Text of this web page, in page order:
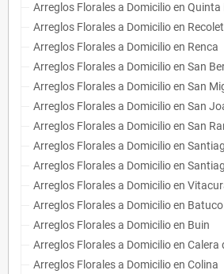
Arreglos Florales a Domicilio en Quinta
Arreglos Florales a Domicilio en
Arreglos Florales a Domicilio en Renca
Arreglos Florales a Domicilio en San
Arreglos Florales a Domicilio en San
Arreglos Florales a Domicilio en San
Arreglos Florales a Domicilio en San
Arreglos Florales a Domicilio en
Arreglos Florales a Domicilio en
Arreglos Florales a Domicilio en
Arreglos Florales a Domicilio en Batuco
Arreglos Florales a Domicilio en Buin
Arreglos Florales a Domicilio en Calera
Arreglos Florales a Domicilio en Colina